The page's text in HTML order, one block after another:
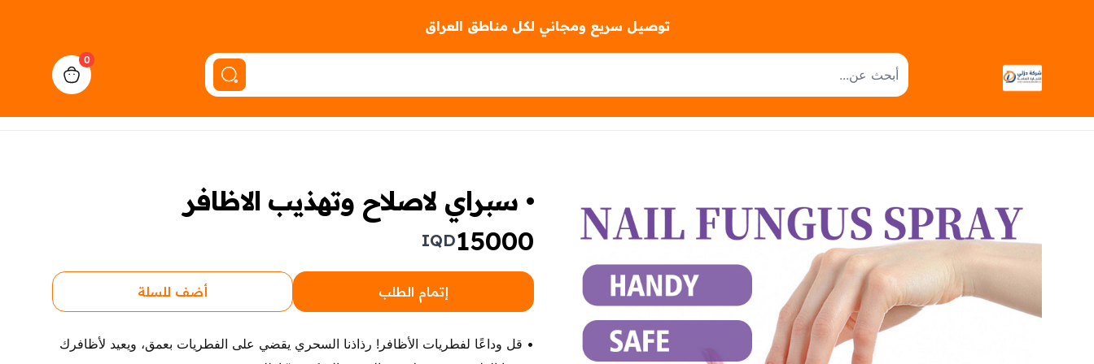
توصيل سريع ومجاني لكل مناطق العراق
0
view bag
• سبراي لاصلاح وتهذيب الاظافر
15000
IQD
إتمام الطلب أضف للسلة